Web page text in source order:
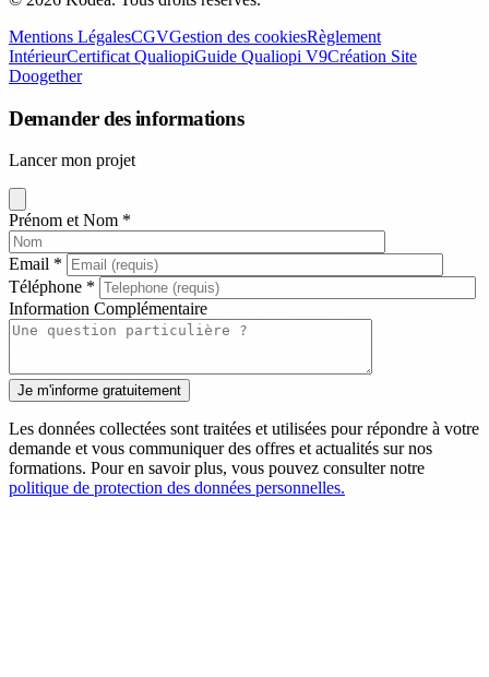
Mentions LégalesCGVGestion des cookiesRèglement
IntérieurCertificat QualiopiGuide Qualiopi V9Création Site
Doogether
Demander des informations
Lancer mon projet
Prénom et Nom *
Email *
Téléphone *
Information Complémentaire
Les données collectées sont traitées et utilisées pour répondre à votre
demande et vous communiquer des offres et actualités sur nos
formations. Pour en savoir plus, vous pouvez consulter notre
politique de protection des données personnelles.